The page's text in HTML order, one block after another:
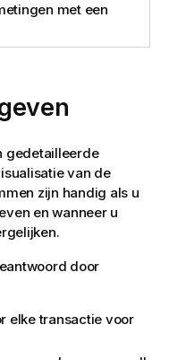
met een
gedetailleerde
van de
zijn handig als u
en wanneer u
door
elke transactie voor